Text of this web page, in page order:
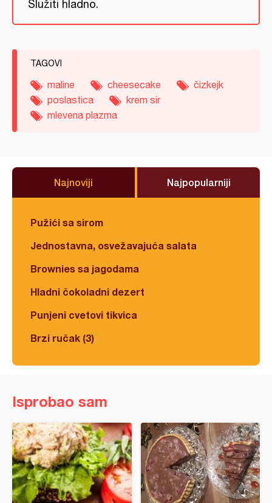
Služiti hladno.
TAGOVI
maline cheesecake
čizkejk
poslastica
krem sir
mlevena plazma
Najnoviji Najpopularniji
Pužići sa sirom
Jednostavna, osvežavajuća salata
Brownies sa jagodama
Hladni čokoladni dezert
Punjeni cvetovi tikvica
Brzi ručak (3)
Isprobao sam